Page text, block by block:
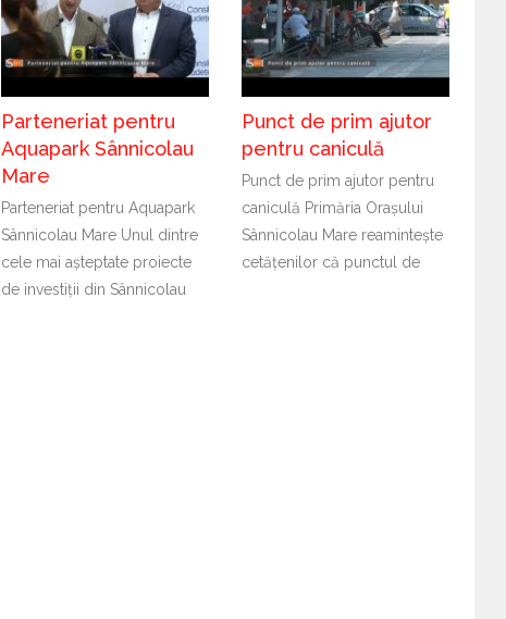
Parteneriat pentru
Aquapark Sânnicolau
Mare
Parteneriat pentru Aquapark
Sânnicolau Mare Unul dintre
cele mai așteptate proiecte
de investiții din Sânnicolau
Punct de prim ajutor
pentru caniculă
Punct de prim ajutor pentru
caniculă Primăria Orașului
Sânnicolau Mare reamintește
cetățenilor că punctul de